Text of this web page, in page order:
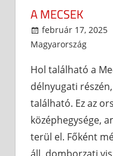
A MECSEK
február 17, 2025
Magyarország
Hol található a
délnyugati
található. Ez az
középhegysége,
terül el. Főként